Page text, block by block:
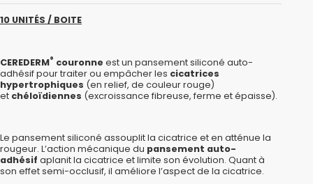
10 UNITÉS / BOITE
CEREDERM® couronne est un pansement siliconé auto-
adhésif pour traiter ou empâcher les cicatrices
hypertrophiques (en relief, de couleur rouge)
et chéloïdiennes (excroissance fibreuse, ferme et épaisse).
Le pansement siliconé assouplit la cicatrice et en atténue la
rougeur. L’action mécanique du pansement auto-
adhésif aplanit la cicatrice et limite son évolution. Quant à
son effet semi-occlusif, il améliore l’aspect de la cicatrice.